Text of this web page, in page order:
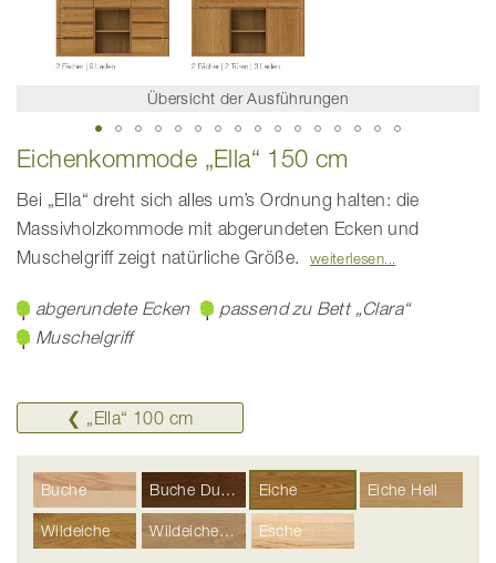
Übersicht der Ausführungen
Zum
Anfang
Bildgalerie
springen
Eichenkommode „Ella“ 150 cm
Bei „Ella“ dreht sich alles um’s Ordnung halten: die
Massivholzkommode mit abgerundeten Ecken und
Muschelgriff zeigt natürliche Größe.
weiterlesen
abgerundete Ecken
passend zu Bett „Clara“
Muschelgriff
❮ „Ella“ 100 cm
Buche Buche Dunkel Eiche Eiche Hell
Wildeiche Wildeiche Hell Esche